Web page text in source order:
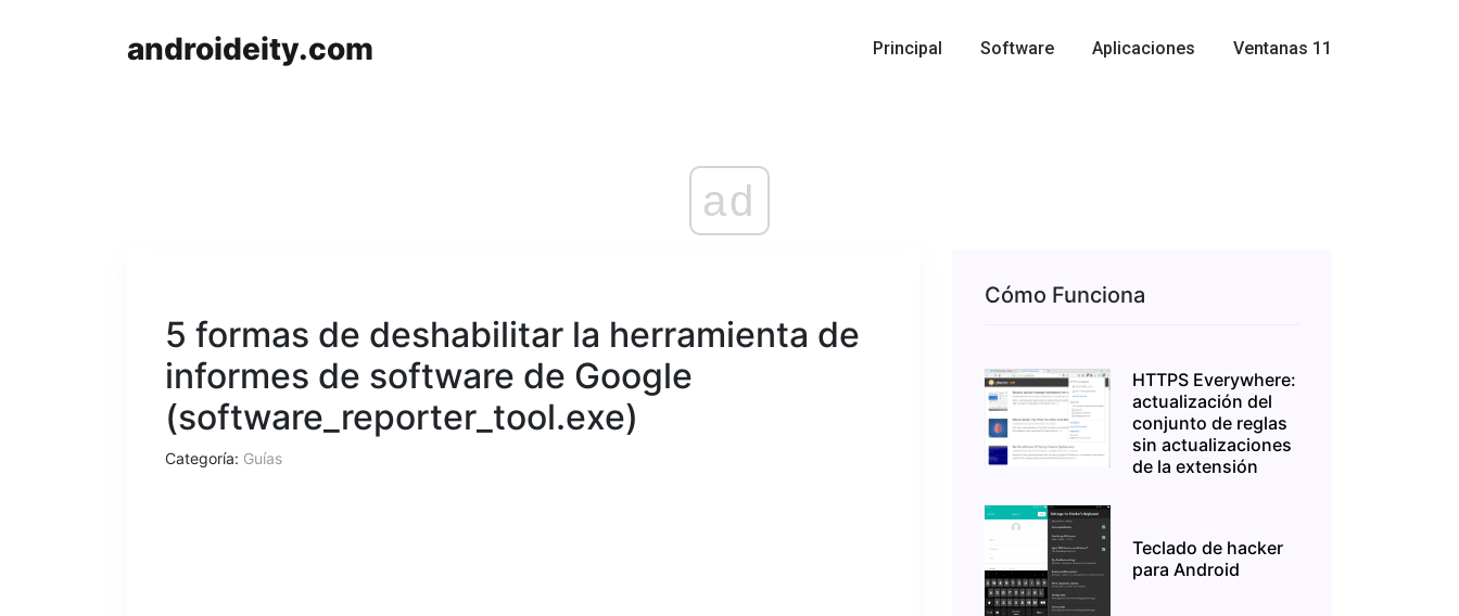
androideity.com Principal Software Aplicaciones Ventanas 11
ad
5 formas de deshabilitar la herramienta de
informes de software de Google
(software_reporter_tool.exe)
Categoría: Guías
Cómo Funciona
HTTPS Everywhere:
actualización del
conjunto de reglas
sin actualizaciones
de la extensión
Teclado de hacker
para Android